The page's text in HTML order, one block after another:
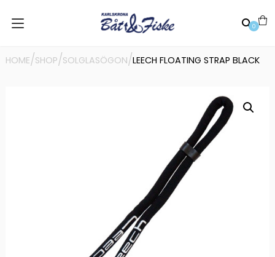
0
HOME/SHOP/SOLGLASÖGON/LEECH FLOATING STRAP BLACK